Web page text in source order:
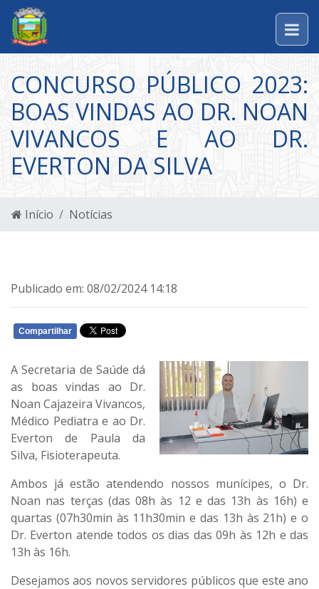
CONCURSO PÚBLICO 2023:
BOAS VINDAS AO DR. NOAN
VIVANCOS E AO DR.
EVERTON DA SILVA
Início Notícias
Publicado em: 08/02/2024 14:18
Compartilhar
A Secretaria de Saúde dá
as boas vindas ao Dr.
Noan Cajazeira Vivancos,
Médico Pediatra e ao Dr.
Everton de Paula da
Silva, Fisioterapeuta.
Ambos já estão atendendo nossos munícipes, o Dr.
Noan nas terças (das 08h às 12 e das 13h às 16h) e
quartas (07h30min às 11h30min e das 13h às 21h) e o
Dr. Everton atende todos os dias das 09h às 12h e das
13h às 16h.
Desejamos aos novos servidores públicos que este ano